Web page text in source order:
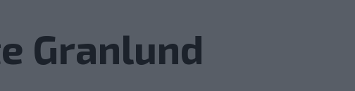
Granlund